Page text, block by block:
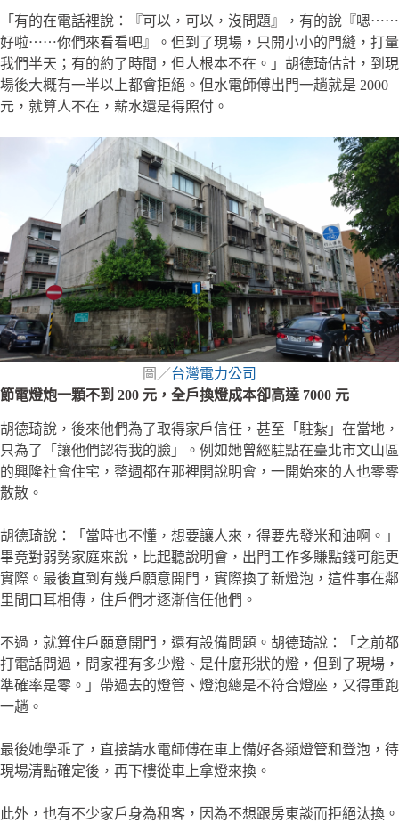
「有的在電話裡說：『可以，可以，沒問題』，有的說『嗯⋯⋯
好啦⋯⋯你們來看看吧』。但到了現場，只開小小的門縫，打量
我們半天；有的約了時間，但人根本不在。」胡德琦估計，到現
場後大概有一半以上都會拒絕。但水電師傅出門一趟就是 2000
元，就算人不在，薪水還是得照付。
圖／台灣電力公司
節電燈炮一顆不到 200 元，全戶換燈成本卻高達 7000 元
胡德琦說，後來他們為了取得家戶信任，甚至「駐紮」在當地，
只為了「讓他們認得我的臉」。例如她曾經駐點在臺北市文山區
的興隆社會住宅，整週都在那裡開說明會，一開始來的人也零零
散散。
胡德琦說：「當時也不懂，想要讓人來，得要先發米和油啊。」
畢竟對弱勢家庭來說，比起聽說明會，出門工作多賺點錢可能更
實際。最後直到有幾戶願意開門，實際換了新燈泡，這件事在鄰
里間口耳相傳，住戶們才逐漸信任他們。
不過，就算住戶願意開門，還有設備問題。胡德琦說：「之前都
打電話問過，問家裡有多少燈、是什麼形狀的燈，但到了現場，
準確率是零。」帶過去的燈管、燈泡總是不符合燈座，又得重跑
一趟。
最後她學乖了，直接請水電師傅在車上備好各類燈管和登泡，待
現場清點確定後，再下樓從車上拿燈來換。
此外，也有不少家戶身為租客，因為不想跟房東談而拒絕汰換。